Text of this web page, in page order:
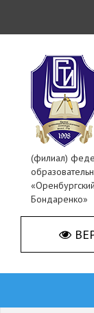
(филиал)
Бондаренко»